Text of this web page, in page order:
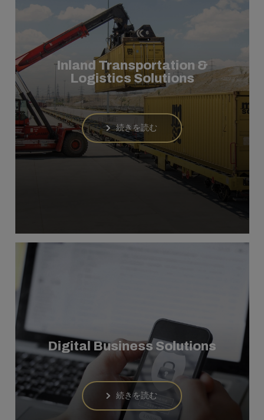
Inland Transportation &
Logistics Solutions
続きを読む
Digital Business Solutions
続きを読む